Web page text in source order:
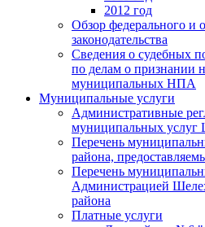
2012 год
Обзор федерального и
законодательства
Сведения о судебных
по делам о признании
муниципальных НПА
Муниципальные услуги
Административные
муниципальных услуг
Перечень
района,
Перечень
Администрацией
района
Платные услуги